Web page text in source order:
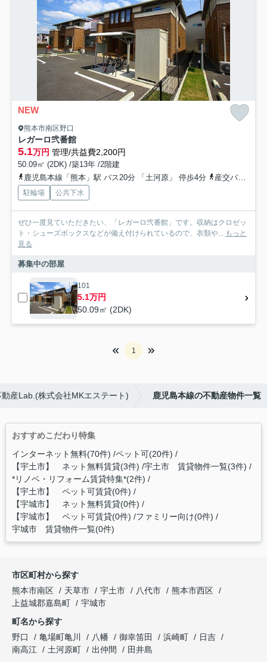
NEW
熊本市南区野口
レガーロ弐番館
5.1万円 管理/共益費2,200円
50.09㎡ (2DK) /築13年 /2階建
鹿児島本線「熊本」駅 バス20分 「土河原」 停歩4分
産交バス「土河原」バス停下車 徒歩4分
駐輪場 公共下水
ぜひ一度見ていただきたい、「レガーロ弐番館」です。収納はクロゼッ
ト・シューズボックスなどが備え付けられているので、衣類や...
もっと
見る
募集中の部屋
101
5.1万円
50.09㎡ (2DK)
1
産Lab.(株式会社MKエステート) 鹿児島本線の不動産物件一覧
おすすめこだわり特集
インターネット無料(70件) ペット可(20件)
【宇土市】 ネット無料賃貸(3件) 宇土市 賃貸物件一覧(3件)
*リノベ・リフォーム賃貸特集*(2件)
【宇土市】 ペット可賃貸(0件)
【宇城市】 ネット無料賃貸(0件)
【宇城市】 ペット可賃貸(0件) ファミリー向け(0件)
宇城市 賃貸物件一覧(0件)
市区町村から探す
熊本市南区
天草市 宇土市 八代市
熊本市西区
上益城郡嘉島町
宇城市
町名から探す
野口
亀場町亀川 八幡 御幸笛田 浜崎町
日吉
南高江
土河原町 出仲間
田井島